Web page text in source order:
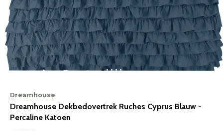
Dreamhouse
Dreamhouse Dekbedovertrek Ruches Cyprus Blauw -
Percaline Katoen